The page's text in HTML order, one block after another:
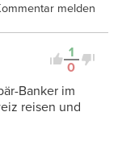
melden
1
0
Banker im
reisen und